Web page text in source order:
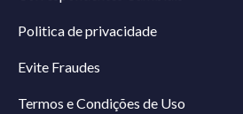
Politica de privacidade
Evite Fraudes
Termos e Condições de Uso